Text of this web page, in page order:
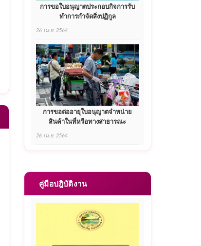
การขอใบอนุญาตประกอบกิจการรับ
ทำการกำจัดสิ่งปฏิกูล
26 เม.ย. 2564
การขอต่ออายุใบอนุญาตจำหน่าย
สินค้าในที่หรือทางสาธารณะ
26 เม.ย. 2564
คู่มือปฎิบัติงาน